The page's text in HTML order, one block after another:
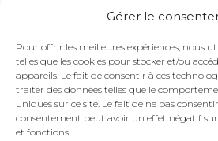
Gérer le
Pour offrir les meilleures expériences, nous
telles que les cookies pour stocker et/ou
appareils. Le fait de consentir à ces
traiter des données telles que le
uniques sur ce site. Le fait de ne pas
consentement peut avoir un effet négatif
et fonctions.
Suivez-moi